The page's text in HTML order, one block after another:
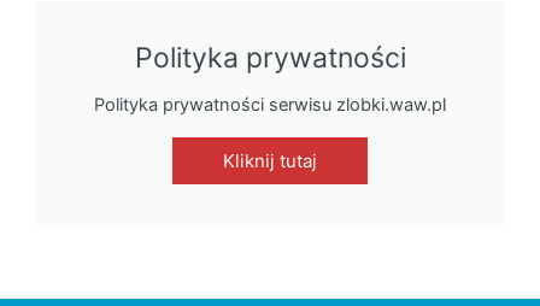
Polityka prywatności
Polityka prywatności serwisu zlobki.waw.pl
Kliknij tutaj